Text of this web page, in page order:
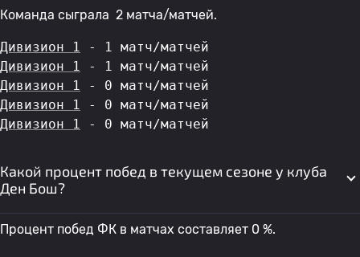
Команда сыграла 2 матча/матчей.
Дивизион 1 - 1 матч/матчей
Дивизион 1 - 1 матч/матчей
Дивизион 1 - 0 матч/матчей
Дивизион 1 - 0 матч/матчей
Дивизион 1 - 0 матч/матчей
Какой процент побед в текущем сезоне у клуба
Ден Бош?
Процент побед ФК в матчах составляет 0 %.